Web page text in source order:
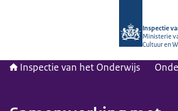
Inspectie
Ministerie
Cultuur en
Inspectie van het Onderwijs